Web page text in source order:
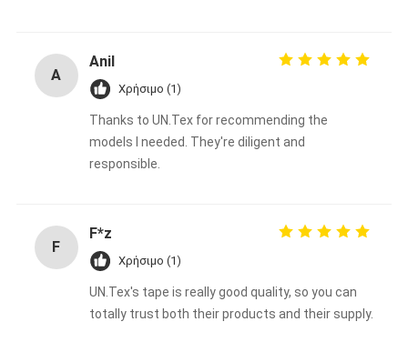
A
Anil
Χρήσιμο (1)
Thanks to UN.Tex for recommending the
models I needed. They're diligent and
responsible.
F
F*z
Χρήσιμο (1)
UN.Tex's tape is really good quality, so you can
totally trust both their products and their supply.